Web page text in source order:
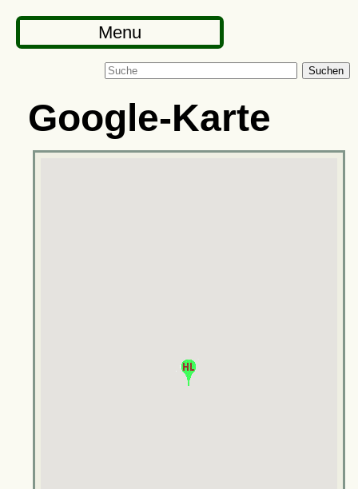
Menu
Suchen
Google-Karte